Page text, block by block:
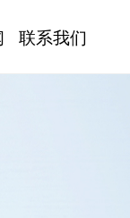
联系我们